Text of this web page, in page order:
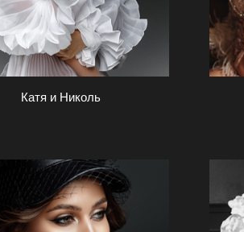
Катя и Николь